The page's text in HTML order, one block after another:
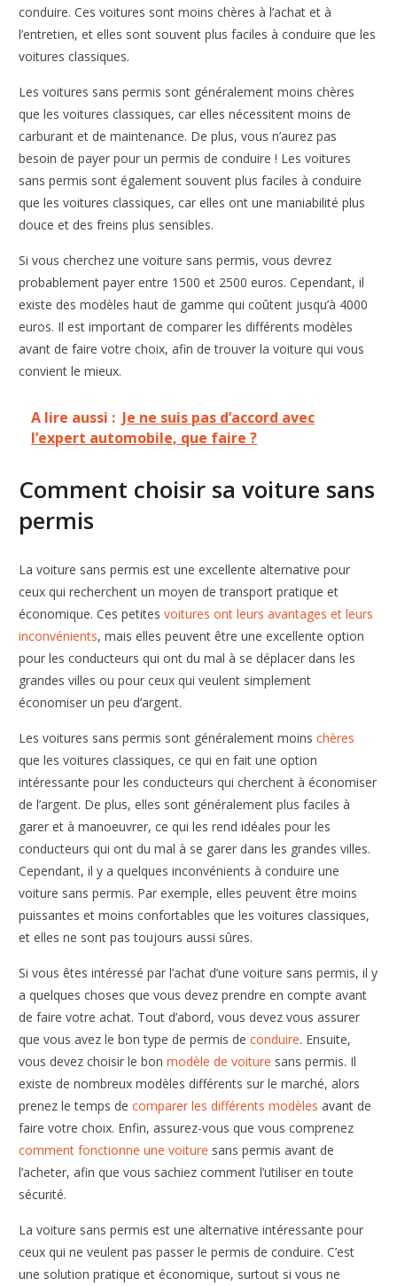
conduire. Ces voitures sont moins chères à l’achat et à
l’entretien, et elles sont souvent plus faciles à conduire que les
voitures classiques.
Les voitures sans permis sont généralement moins chères
que les voitures classiques, car elles nécessitent moins de
carburant et de maintenance. De plus, vous n’aurez pas
besoin de payer pour un permis de conduire ! Les voitures
sans permis sont également souvent plus faciles à conduire
que les voitures classiques, car elles ont une maniabilité plus
douce et des freins plus sensibles.
Si vous cherchez une voiture sans permis, vous devrez
probablement payer entre 1500 et 2500 euros. Cependant, il
existe des modèles haut de gamme qui coûtent jusqu’à 4000
euros. Il est important de comparer les différents modèles
avant de faire votre choix, afin de trouver la voiture qui vous
convient le mieux.
A lire aussi : Je ne suis pas d’accord avec
l’expert automobile, que faire ?
Comment choisir sa voiture sans
permis
La voiture sans permis est une excellente alternative pour
ceux qui recherchent un moyen de transport pratique et
économique. Ces petitesvoitures ont leurs avantages et leurs
inconvénients, mais elles peuvent être une excellente option
pour les conducteurs qui ont du mal à se déplacer dans les
grandes villes ou pour ceux qui veulent simplement
économiser un peu d’argent.
Les voitures sans permis sont généralement moinschères
que les voitures classiques, ce qui en fait une option
intéressante pour les conducteurs qui cherchent à économiser
de l’argent. De plus, elles sont généralement plus faciles à
garer et à manoeuvrer, ce qui les rend idéales pour les
conducteurs qui ont du mal à se garer dans les grandes villes.
Cependant, il y a quelques inconvénients à conduire une
voiture sans permis. Par exemple, elles peuvent être moins
puissantes et moins confortables que les voitures classiques,
et elles ne sont pas toujours aussi sûres.
Si vous êtes intéressé par l’achat d’une voiture sans permis, il y
a quelques choses que vous devez prendre en compte avant
de faire votre achat. Tout d’abord, vous devez vous assurer
que vous avez le bon type de permis deconduire. Ensuite,
vous devez choisir le bonmodèle de voiture sans permis. Il
existe de nombreux modèles différents sur le marché, alors
prenez le temps decomparer les différents modèles avant de
faire votre choix. Enfin, assurez-vous que vous comprenez
comment fonctionne une voiture sans permis avant de
l’acheter, afin que vous sachiez comment l’utiliser en toute
sécurité.
La voiture sans permis est une alternative intéressante pour
ceux qui ne veulent pas passer le permis de conduire. C’est
une solution pratique et économique, surtout si vous ne